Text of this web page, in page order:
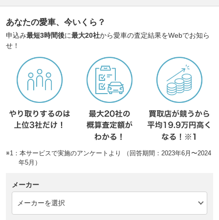
あなたの愛車、今いくら？
申込み最短3時間後に最大20社から愛車の査定結果をWebでお知ら
せ！
※1：本サービスで実施のアンケートより （回答期間：2023年6月〜2024
年5月）
メーカー